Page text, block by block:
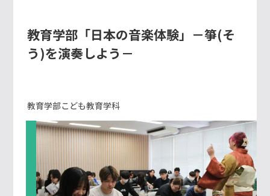
教育学部「日本の音楽体験」－箏(そ
う)を演奏しよう－
教育学部こども教育学科